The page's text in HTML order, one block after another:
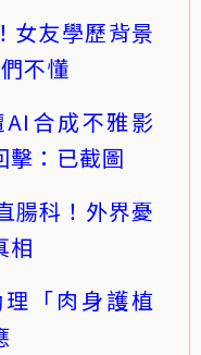
女友學歷背景
不懂
合成不雅影
：已截圖
腸科！外界憂
相
「肉身護植